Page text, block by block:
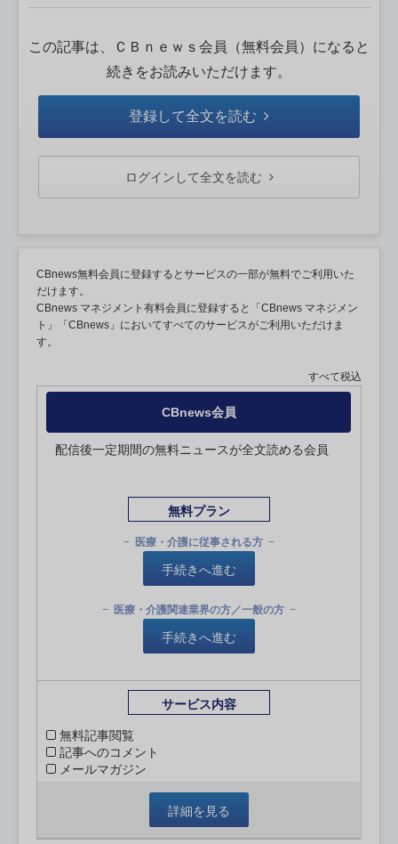
この記事は、ＣＢｎｅｗｓ会員（無料会員）になると
続きをお読みいただけます。
登録して全文を読む
ログインして全文を読む
CBnews無料会員に登録するとサービスの一部が無料でご利用いた
だけます。
CBnews マネジメント有料会員に登録すると「CBnews マネジメン
ト」「CBnews」においてすべてのサービスがご利用いただけま
す。
すべて税込
CBnews会員
配信後一定期間の無料ニュースが全文読める会員
無料プラン
医療・介護に従事される方
手続きへ進む
医療・介護関連業界の方／一般の方
手続きへ進む
サービス内容
無料記事閲覧
記事へのコメント
メールマガジン
詳細を見る